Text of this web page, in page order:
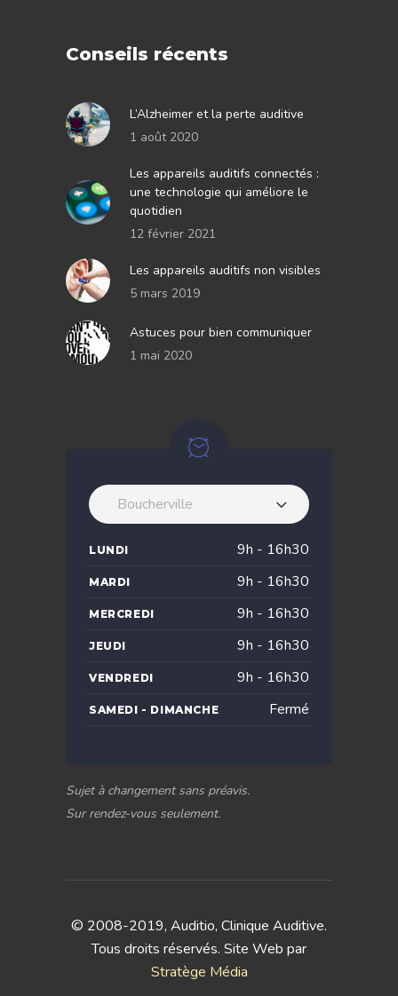
Conseils récents
L’Alzheimer et la perte auditive
1 août 2020
Les appareils auditifs connectés :
une technologie qui améliore le
quotidien
12 février 2021
Les appareils auditifs non visibles
5 mars 2019
Astuces pour bien communiquer
1 mai 2020
Boucherville
LUNDI 9h - 16h30
MARDI 9h - 16h30
MERCREDI 9h - 16h30
JEUDI 9h - 16h30
VENDREDI 9h - 16h30
SAMEDI - DIMANCHE Fermé
Sujet à changement sans préavis.
Sur rendez-vous seulement.
© 2008-2019, Auditio, Clinique Auditive.
Tous droits réservés. Site Web par
Stratège Média